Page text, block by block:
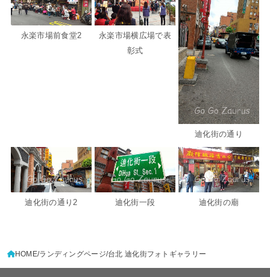
永楽市場前食堂2
永楽市場横広場で表
彰式
迪化街の通り
迪化街の通り2 迪化街一段 迪化街の廟
HOME ランディングページ 台北 迪化街フォトギャラリー